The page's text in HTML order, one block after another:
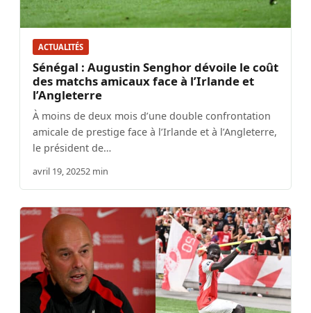
ACTUALITÉS
Sénégal : Augustin Senghor dévoile le coût
des matchs amicaux face à l’Irlande et
l’Angleterre
À moins de deux mois d’une double confrontation
amicale de prestige face à l’Irlande et à l’Angleterre,
le président de…
avril 19, 20252 min